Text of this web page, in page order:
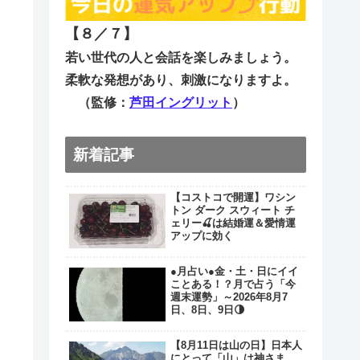
【８／７ 】
若い世代の人と会話を楽しみましょう。
柔軟な発想があり、刺激になりますよ。
（監修： 芦田イングリット ）
新着記事
【コストコで開運】ワシン
トン ダーク スウィート チ
ェリー🍒は結婚運＆愛情運
アップに効く
●月占い●金・土・日にイイ
ことある！？月で占う「今
週末運勢」～2026年8月7
日、8日、9日🌗
【8月11日は山の日】日本人